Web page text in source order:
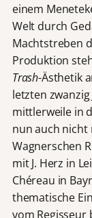
einem
Welt durch
Machtstreben
Produktion
Trash-Ästhetik
letzten
mittlerweile in
nun auch
Wagnerschen
mit J. Herz in
Chéreau in
thematische
vom Regisseur